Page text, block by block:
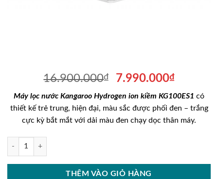
16.900.000₫
Giá
là:
16.900.000₫.
7.990.000₫Giá
tại
là:
Máy lọc nước Kangaroo Hydrogen ion kiềm KG100ES1 có
thiết kế trẻ trung, hiện đại, màu sắc được phối đen – trắng
cực kỳ bắt mắt với dải màu đen chạy dọc thân máy.
Máy lọc nước Kangaroo Hydrogen ion kiềm KG100ES1 số lượng
THÊM VÀO GIỎ HÀNG